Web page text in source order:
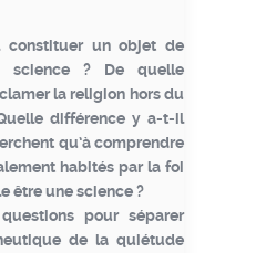
constituer un objet de
science ? De quelle
la religion hors du
différence y a-t-il
qu’à comprendre
habités par la foi
être une science ?
pour séparer
de la quiétude